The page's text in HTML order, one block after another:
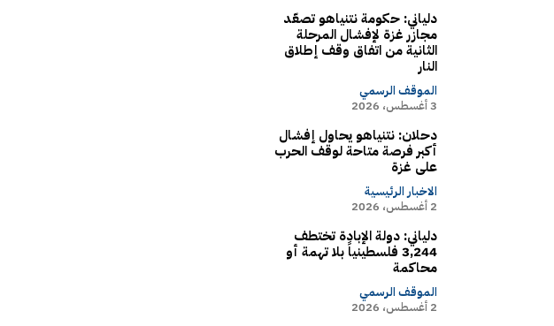
دلياني: حكومة نتنياهو تصعّد
مجازر غزة لإفشال المرحلة
الثانية من اتفاق وقف إطلاق
النار
الموقف الرسمي
3 أغسطس، 2026
دحلان: نتنياهو يحاول إفشال
أكبر فرصة متاحة لوقف الحرب
على غزة
الاخبار الرئيسية
2 أغسطس، 2026
دلياني: دولة الإبادة تختطف
3,244 فلسطينياً بلا تهمة أو
محاكمة
الموقف الرسمي
2 أغسطس، 2026